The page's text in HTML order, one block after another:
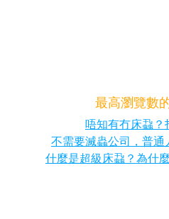
最高瀏覽數
唔知有冇床蝨？
不需要滅蟲公司，普通
什麼是超級床蝨？為什